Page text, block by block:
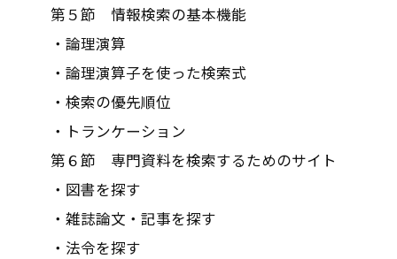
第５節 情報検索の基本機能
・論理演算
・論理演算子を使った検索式
・検索の優先順位
・トランケーション
第６節 専門資料を検索するためのサイト
・図書を探す
・雑誌論文・記事を探す
・法令を探す